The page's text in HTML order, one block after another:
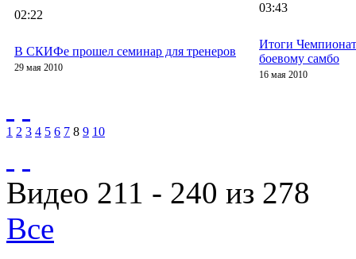
02:22
В СКИФе прошел семинар для тренеров
29 мая 2010
03:43
Итоги
боевому самбо
16 мая 2010
1 2 3 4 5 6 7 8 9 10
Видео 211 - 240 из 278
Все